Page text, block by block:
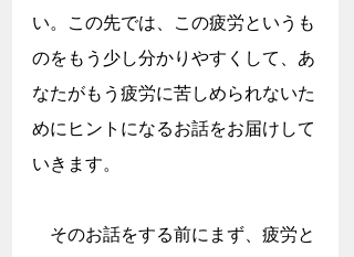
い。この先では、この疲労というも
のをもう少し分かりやすくして、あ
なたがもう疲労に苦しめられないた
めにヒントになるお話をお届けして
いきます。
そのお話をする前にまず、疲労と